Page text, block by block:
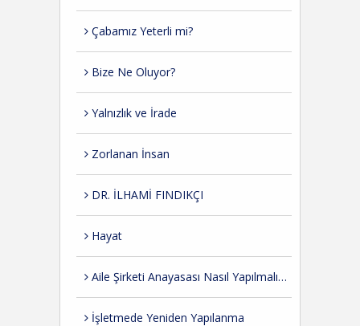
Çabamız Yeterli mi?
Bize Ne Oluyor?
Yalnızlık ve İrade
Zorlanan İnsan
DR. İLHAMİ FINDIKÇI
Hayat
Aile Şirketi Anayasası Nasıl Yapılmalıdır?
İşletmede Yeniden Yapılanma